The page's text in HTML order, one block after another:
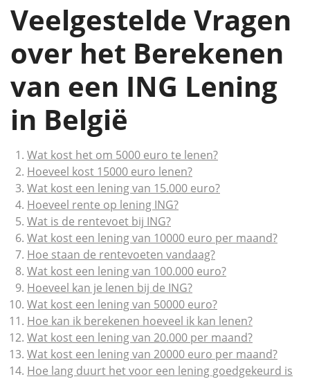
Veelgestelde Vragen
over het Berekenen
van een ING Lening
in België
Wat kost het om 5000 euro te lenen?
Hoeveel kost 15000 euro lenen?
Wat kost een lening van 15.000 euro?
Hoeveel rente op lening ING?
Wat is de rentevoet bij ING?
Wat kost een lening van 10000 euro per maand?
Hoe staan de rentevoeten vandaag?
Wat kost een lening van 100.000 euro?
Hoeveel kan je lenen bij de ING?
Wat kost een lening van 50000 euro?
Hoe kan ik berekenen hoeveel ik kan lenen?
Wat kost een lening van 20.000 per maand?
Wat kost een lening van 20000 euro per maand?
Hoe lang duurt het voor een lening goedgekeurd is